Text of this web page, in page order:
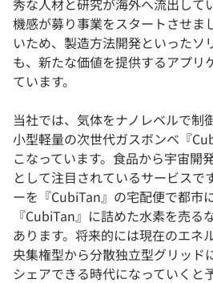
秀な人材と研究が海外へ流出して
機感が募り事業をスタートさせま
いため、製造方法開発といったソ
も、新たな価値を提供するアプリ
ています。
当社では、気体をナノレベルで制
小型軽量の次世代ガスボンベ『
こなっています。食品から宇宙開
として注目されているサービスで
ーを『CubiTan』の宅配便で都市
『CubiTan』に詰めた水素を売る
あります。将来的には現在のエネ
央集権型から分散独立型グリッド
シェアできる時代になっていくと